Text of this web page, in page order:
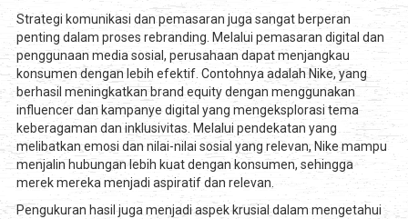
Strategi komunikasi dan pemasaran juga sangat berperan
penting dalam proses rebranding. Melalui pemasaran digital dan
penggunaan media sosial, perusahaan dapat menjangkau
konsumen dengan lebih efektif. Contohnya adalah Nike, yang
berhasil meningkatkan brand equity dengan menggunakan
influencer dan kampanye digital yang mengeksplorasi tema
keberagaman dan inklusivitas. Melalui pendekatan yang
melibatkan emosi dan nilai-nilai sosial yang relevan, Nike mampu
menjalin hubungan lebih kuat dengan konsumen, sehingga
merek mereka menjadi aspiratif dan relevan.
Pengukuran hasil juga menjadi aspek krusial dalam mengetahui